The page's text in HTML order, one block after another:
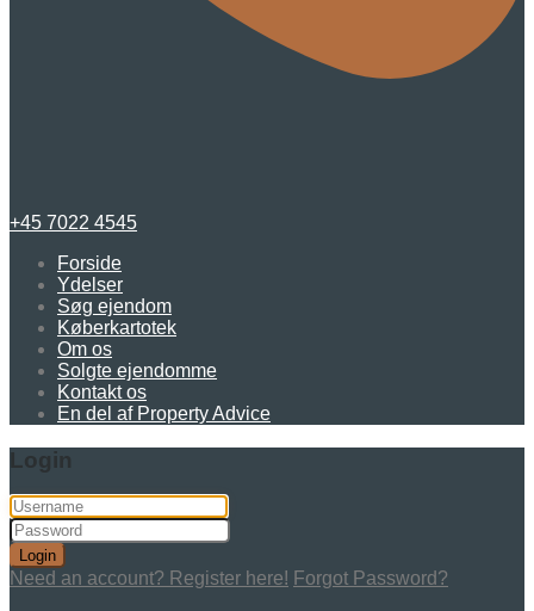
+45 7022 4545
Forside
Ydelser
Søg ejendom
Køberkartotek
Om os
Solgte ejendomme
Kontakt os
En del af Property Advice
Login
Login
Need an account? Register here! Forgot Password?